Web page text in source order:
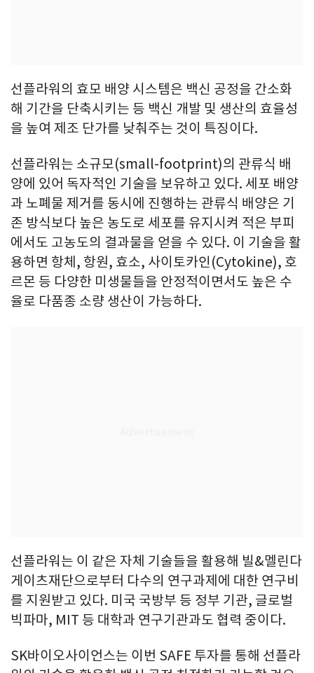
선플라워의 효모 배양 시스템은 백신 공정을 간소화
해 기간을 단축시키는 등 백신 개발 및 생산의 효율성
을 높여 제조 단가를 낮춰주는 것이 특징이다.
선플라워는 소규모(small-footprint)의 관류식 배
양에 있어 독자적인 기술을 보유하고 있다. 세포 배양
과 노폐물 제거를 동시에 진행하는 관류식 배양은 기
존 방식보다 높은 농도로 세포를 유지시켜 적은 부피
에서도 고농도의 결과물을 얻을 수 있다. 이 기술을 활
용하면 항체, 항원, 효소, 사이토카인(Cytokine), 호
르몬 등 다양한 미생물들을 안정적이면서도 높은 수
율로 다품종 소량 생산이 가능하다.
선플라워는 이 같은 자체 기술들을 활용해 빌&멜린다
게이츠재단으로부터 다수의 연구과제에 대한 연구비
를 지원받고 있다. 미국 국방부 등 정부 기관, 글로벌
빅파마, MIT 등 대학과 연구기관과도 협력 중이다.
SK바이오사이언스는 이번 SAFE 투자를 통해 선플라